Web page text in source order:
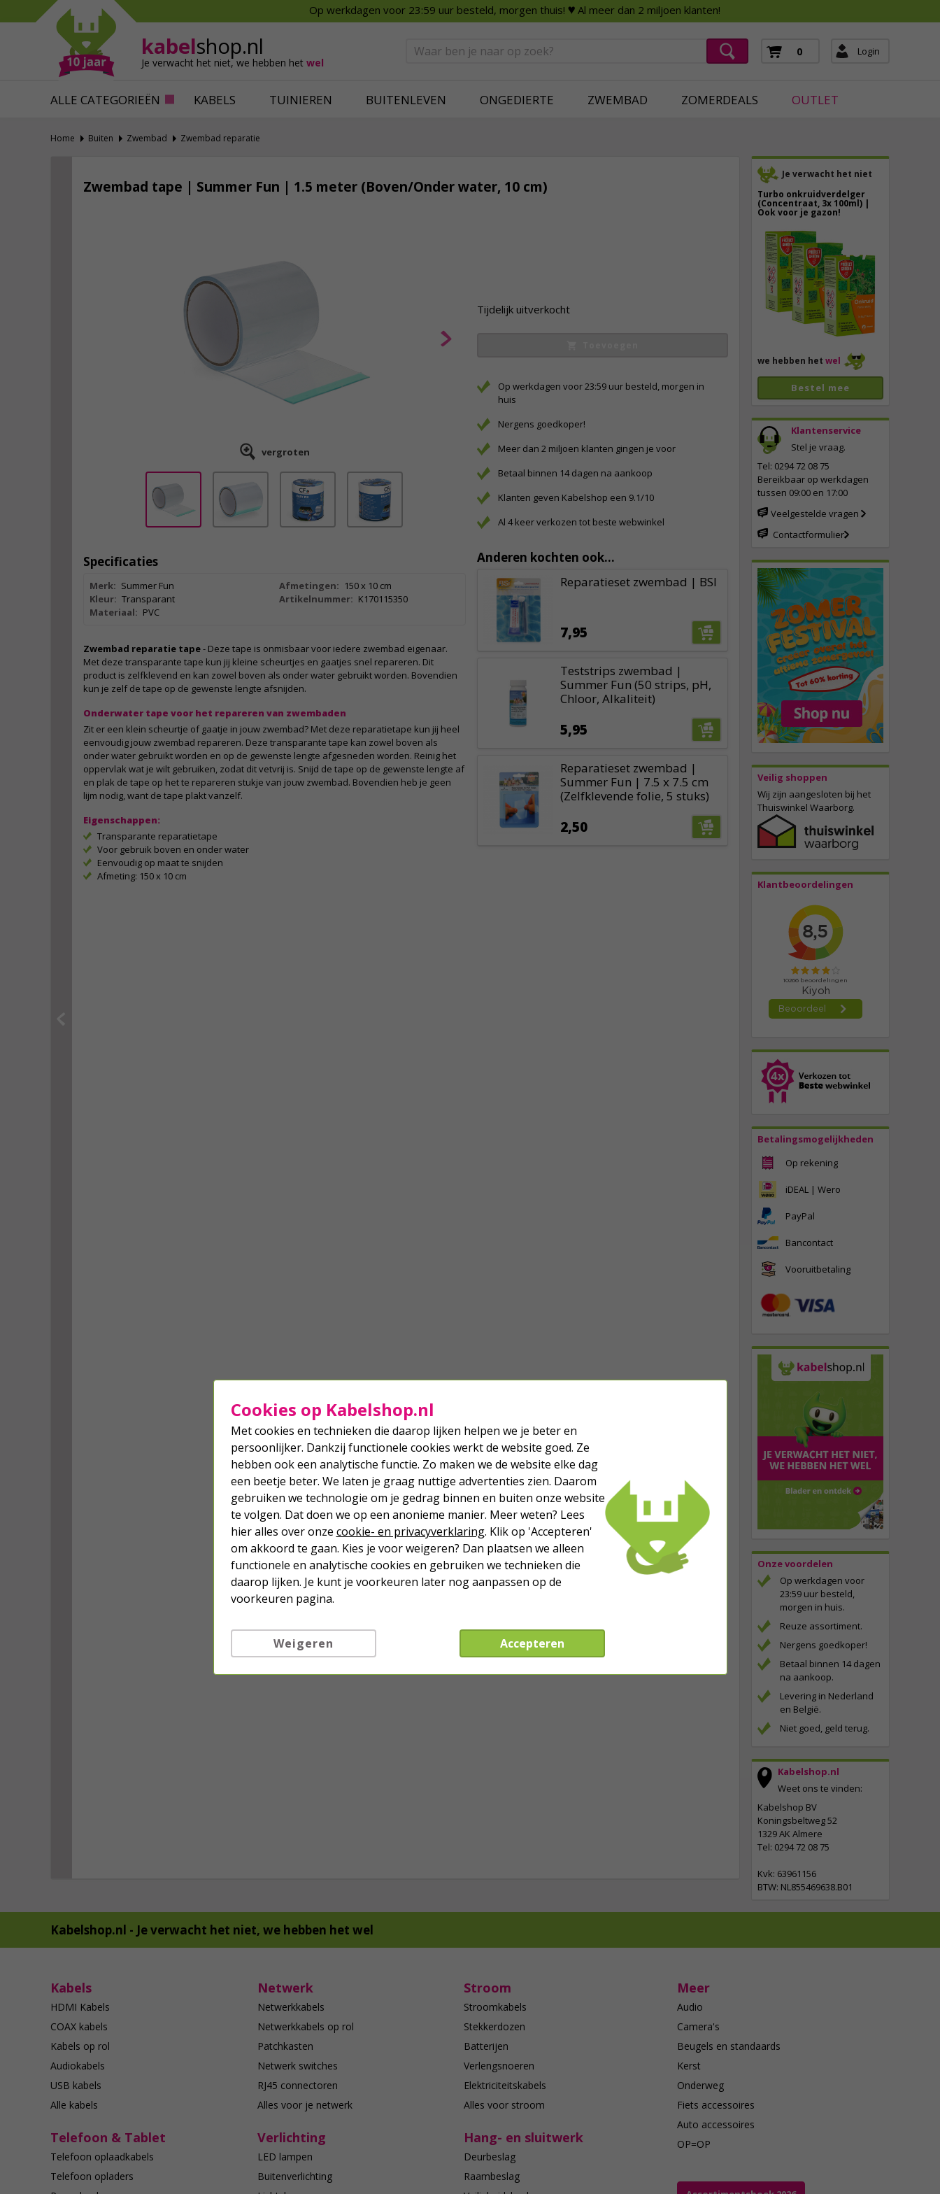
Op werkdagen voor 23:59 uur besteld, morgen thuis! ♥ Al meer dan 2 miljoen klanten!
kabelshop.nl
Je verwacht het niet, we hebben het wel
0 Login
ALLE CATEGORIEËN KABELS TUINIEREN BUITENLEVEN ONGEDIERTE ZWEMBAD ZOMERDEALS OUTLET
Mollen verjagen
Slakken bestrijden
Katten verjagen
Alles tegen ongedierte
Verfbenodigdheden
Behangbenodigdheden
Ventilatie
Smart Home
Deurbellen
Slimme beveiliging
Home Buiten Zwembad Zwembad reparatie
Je verwacht het niet
Turbo onkruidverdelger
(Concentraat, 3x 100ml) |
Ook voor je gazon!
40,
we hebben het wel
Bestel mee
Klantenservice
Stel je vraag.
Tel: 0294 72 08 75
Bereikbaar op werkdagen
tussen 09:00 en 17:00
Veelgestelde vragen
Contactformulier
Veilig shoppen
Wij zijn aangesloten bij het
Thuiswinkel Waarborg.
Klantbeoordelingen
Betalingsmogelijkheden
Op rekening
iDEAL | Wero
PayPal
Bancontact
Vooruitbetaling
Onze voordelen
Op werkdagen voor
23:59 uur besteld,
morgen in huis.
Reuze assortiment.
Nergens goedkoper!
Betaal binnen 14 dagen
na aankoop.
Levering in Nederland
en België.
Niet goed, geld terug.
Kabelshop.nl
Weet ons te vinden:
Kabelshop BV
Koningsbeltweg 52
1329 AK Almere
Tel: 0294 72 08 75
Kvk: 63961156
BTW: NL855469638.B01
Zwembad tape | Summer Fun | 1.5 meter (Boven/Onder water, 10 cm)
vergroten vergroten
Specificaties
Merk: Summer Fun
Kleur: Transparant
Materiaal: PVC
Afmetingen:
150 x 10 cm
Artikelnummer: K170115350
Zwembad reparatie tape- Deze tape is onmisbaar voor iedere zwembad eigenaar.
Met deze transparante tape kun jij kleine scheurtjes en gaatjes snel repareren. Dit
product is zelfklevend en kan zowel boven als onder water gebruikt worden. Bovendien
kun je zelf de tape op de gewenste lengte afsnijden.
Onderwater tape voor het repareren van zwembaden
Zit er een klein scheurtje of gaatje in jouw zwembad? Met deze reparatietape kun jij heel
eenvoudig jouw zwembad repareren. Deze transparante tape kan zowel boven als
onder water gebruikt worden en op de gewenste lengte afgesneden worden. Reinig het
oppervlak wat je wilt gebruiken, zodat dit vetvrij is. Snijd de tape op de gewenste lengte af
en plak de tape op het te repareren stukje van jouw zwembad. Bovendien heb je geen
lijm nodig, want de tape plakt vanzelf.
Eigenschappen:
Transparante reparatietape
Voor gebruik boven en onder water
Eenvoudig op maat te snijden
Afmeting: 150 x 10 cm
Tijdelijk uitverkocht
Op werkdagen voor 23:59 uur besteld, morgen in
huis
Nergens goedkoper!
Meer dan 2 miljoen klanten gingen je voor
Betaal binnen 14 dagen na aankoop
Klanten geven Kabelshop een 9.1/10
Al 4 keer verkozen tot beste webwinkel
Anderen kochten ook...
Reparatieset zwembad | BSI
7,95
Teststrips zwembad |
Summer Fun (50 strips, pH,
Chloor, Alkaliteit)
5,95
Reparatieset zwembad |
Summer Fun | 7.5 x 7.5 cm
(Zelfklevende folie, 5 stuks)
2,50
Kabelshop.nl - Je verwacht het niet, we hebben het wel
Kabels
HDMI Kabels
COAX kabels
Kabels op rol
Audiokabels
USB kabels
Alle kabels
Netwerk
Netwerkkabels
Netwerkkabels op rol
Patchkasten
Netwerk switches
RJ45 connectoren
Alles voor je netwerk
Stroom
Stroomkabels
Stekkerdozen
Batterijen
Verlengsnoeren
Elektriciteitskabels
Alles voor stroom
Telefoon & Tablet
Telefoon oplaadkabels
Telefoon opladers
Verlichting
LED lampen
Buitenverlichting
Hang- en sluitwerk
Deurbeslag
Raambeslag
Meer
Audio
Camera's
Beugels en standaards
Kerst
Onderweg
Fiets accessoires
Auto accessoires
OP=OP
Cookies op Kabelshop.nl
Met cookies en technieken die daarop lijken helpen we je beter en
persoonlijker. Dankzij functionele cookies werkt de website goed. Ze
hebben ook een analytische functie. Zo maken we de website elke dag
een beetje beter. We laten je graag nuttige advertenties zien. Daarom
gebruiken we technologie om je gedrag binnen en buiten onze website
te volgen. Dat doen we op een anonieme manier. Meer weten? Lees
hier alles over onze cookie- en privacyverklaring. Klik op 'Accepteren'
om akkoord te gaan. Kies je voor weigeren? Dan plaatsen we alleen
functionele en analytische cookies en gebruiken we technieken die
daarop lijken. Je kunt je voorkeuren later nog aanpassen op de
voorkeuren pagina.
Accepteren
Weigeren